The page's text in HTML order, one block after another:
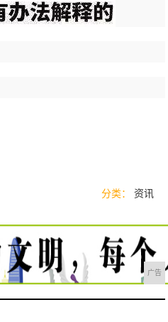
分类： 资讯
广告